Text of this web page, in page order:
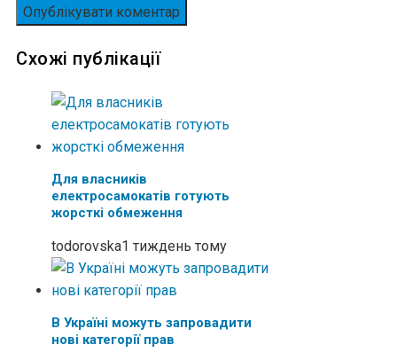
Схожі публікації
Для власників
електросамокатів готують
жорсткі обмеження
todorovska1 тиждень тому
В Україні можуть запровадити
нові категорії прав